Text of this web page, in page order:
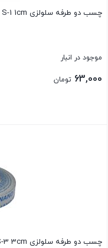
چسب دو طرفه سلولزی Nano S-1 1cm نوشته دار
موجود در انبار
63,000 تومان
چسب دو طرفه سلولزی Nano S-3 3cm